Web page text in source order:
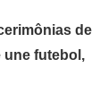
de
une futebol,